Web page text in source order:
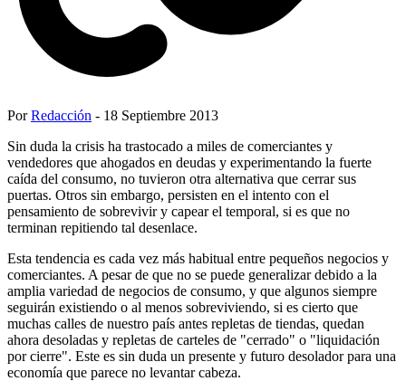
PorRedacción - 18 Septiembre 2013
Sin duda la crisis ha trastocado a miles de comerciantes y
vendedores que ahogados en deudas y experimentando la fuerte
caída del consumo, no tuvieron otra alternativa que cerrar sus
puertas. Otros sin embargo, persisten en el intento con el
pensamiento de sobrevivir y capear el temporal, si es que no
terminan repitiendo tal desenlace.
Esta tendencia es cada vez más habitual entre pequeños negocios y
comerciantes. A pesar de que no se puede generalizar debido a la
amplia variedad de negocios de consumo, y que algunos siempre
seguirán existiendo o al menos sobreviviendo, si es cierto que
muchas calles de nuestro país antes repletas de tiendas, quedan
ahora desoladas y repletas de carteles de "cerrado" o "liquidación
por cierre". Este es sin duda un presente y futuro desolador para una
economía que parece no levantar cabeza.